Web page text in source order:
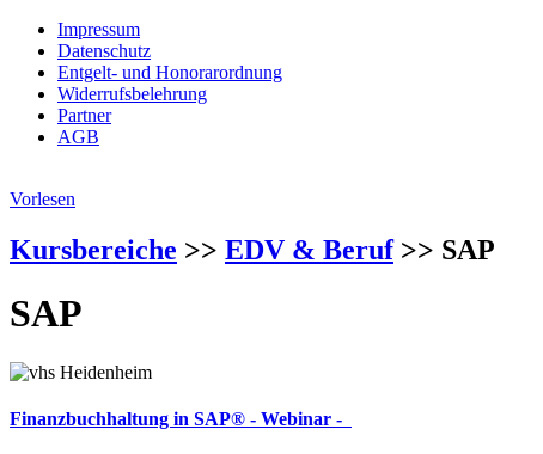
Impressum
Datenschutz
Entgelt- und Honorarordnung
Widerrufsbelehrung
Partner
AGB
Vorlesen
Kursbereiche >> EDV & Beruf>> SAP
SAP
Finanzbuchhaltung in SAP® - Webinar -